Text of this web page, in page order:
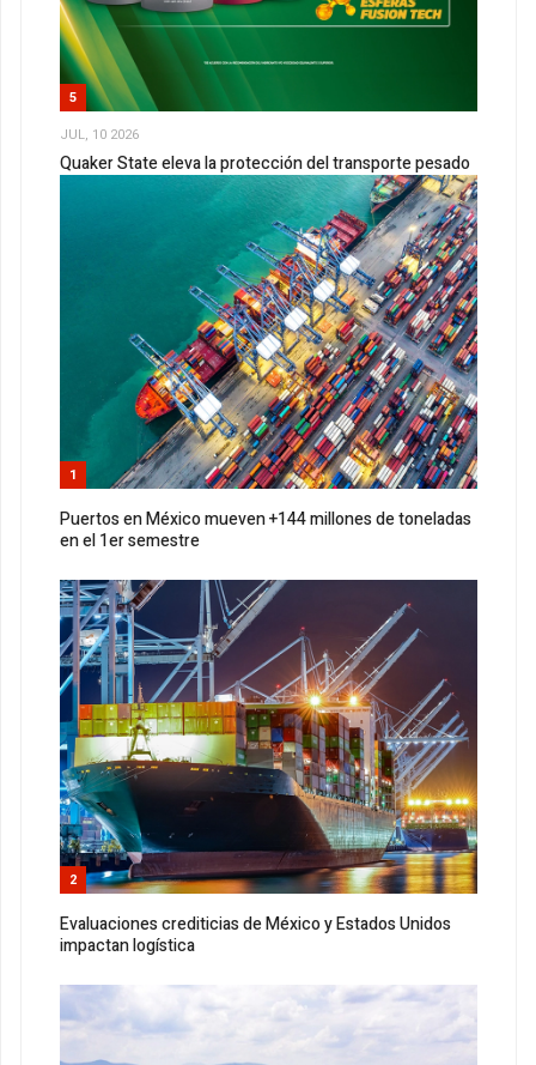
5
JUL, 10 2026
Quaker State eleva la protección del transporte pesado
1
Puertos en México mueven +144 millones de toneladas
en el 1er semestre
2
Evaluaciones crediticias de México y Estados Unidos
impactan logística